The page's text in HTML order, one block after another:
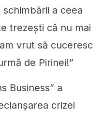
a ceea
trezeşti că nu mai
vrut să cuceresc
de Pirinei!”
Business” a
crizei